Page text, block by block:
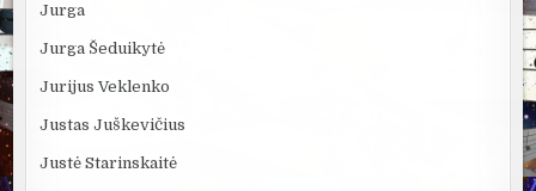
Jurga
Jurga Šeduikytė
Jurijus Veklenko
Justas Juškevičius
Justė Starinskaitė